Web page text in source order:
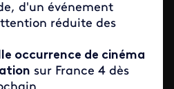
d'un événement
réduite des
occurrence de cinéma
sur France 4 dès